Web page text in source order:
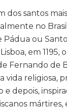
dos santos
no
Pádua ou
em
Fernando de
vida religiosa,
e depois,
mártires,